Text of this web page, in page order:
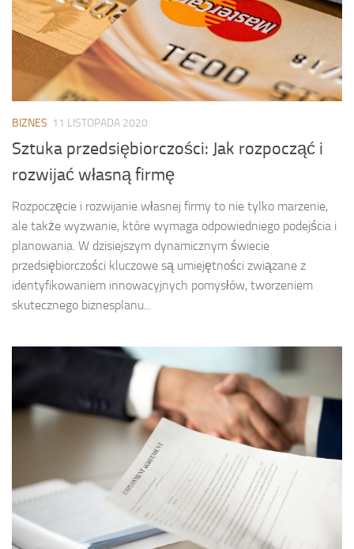
BIZNES 11 LISTOPADA 2020
Sztuka przedsiębiorczości: Jak rozpocząć i
rozwijać własną firmę
Rozpoczęcie i rozwijanie własnej firmy to nie tylko marzenie,
ale także wyzwanie, które wymaga odpowiedniego podejścia i
planowania. W dzisiejszym dynamicznym świecie
przedsiębiorczości kluczowe są umiejętności związane z
identyfikowaniem innowacyjnych pomysłów, tworzeniem
skutecznego biznesplanu...